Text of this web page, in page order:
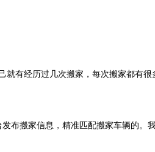
有经历过几次搬家，每次搬家都有
布搬家信息，精准匹配搬家车辆的。